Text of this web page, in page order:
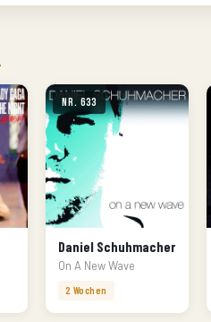
Nr. 633
Daniel Schuhmacher
On A New Wave
2 Wochen